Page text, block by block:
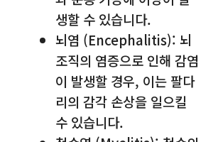
생할 수 있습니다.
뇌염 (Encephalitis): 뇌
조직의 염증으로 인해 감염
이 발생할 경우, 이는 팔다
리의 감각 손상을 일으킬
수 있습니다.